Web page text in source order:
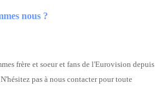
nous ?
frère et soeur et fans de l'Eurovision depuis
pas à nous contacter pour toute